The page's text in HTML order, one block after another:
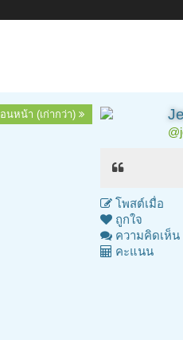
นหน้า (เก่ากว่า)
โพสต์เมื่อ
ถูกใจ
ความคิดเห็น
คะแนน